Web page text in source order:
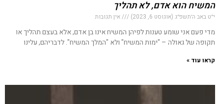
המשיח הוא אדם, לא תהליך
י״ט באב ה׳תשפ״ג (אוגוסט 6, 2023) אין תגובות
מדי פעם אני שומע טענות לפיהן המשיח אינו בן אדם, אלא בעצם תהליך או
תקופה של גאולה – "ימות המשיח" ולא "המלך המשיח". לדבריהם, עלינו
קראו עוד »